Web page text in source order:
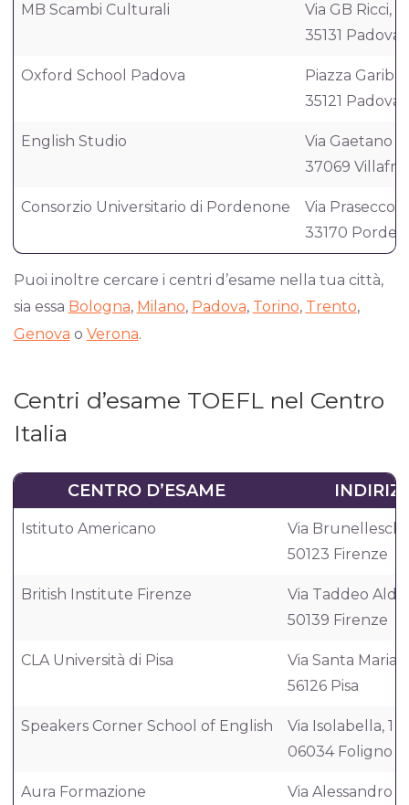
MB Scambi Culturali
Via GB Ricci, 6
35131 Padova
Oxford School Padova
Piazza
35121 Padova
English Studio
Via Gaetano
37069
Consorzio Universitario di Pordenone
Via Prasecco,
33170
Puoi inoltre cercare i centri d’esame nella tua città,
sia essa Bologna, Milano, Padova, Torino, Trento,
Genova o Verona.
Centri d’esame TOEFL nel Centro
Italia
CENTRO D’ESAME
Istituto Americano
Via Brunelleschi,
50123 Firenze
British Institute Firenze
Via Taddeo
50139 Firenze
CLA Università di Pisa
Via Santa Maria,
56126 Pisa
Speakers Corner School of English
Via Isolabella, 1
06034 Foligno
Aura Formazione
Via Alessandro